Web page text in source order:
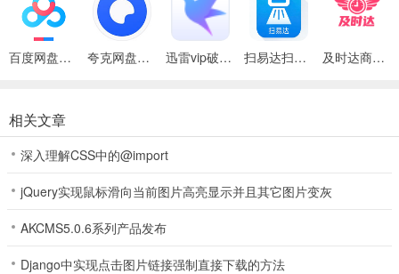
4、现在新用户注册，就可以在平台里免费领取一份超豪华的新人大礼
包。
0292金冠城棋牌娱乐新版本亮点
2、完善的排位系统，喇叭播报排名情况，展示你的辉煌战绩;
3、游戏画面流畅，让玩家有最佳的游戏体验，功能全面，没有复杂的
操作
4、作为最安全的棋牌平台游戏，每位玩家都需要使用身份证进行实名
百度网盘绿色免安装Pc电脑版 夸克网盘官方正式版 迅雷vip破解版永久会员2024版 扫易达扫描仪最新安卓版 及时达商家(同城配送App)
相关文章
深入理解CSS中的@import
jQuery实现鼠标滑向当前图片高亮显示并且其它图片变灰
AKCMS5.0.6系列产品发布
Django中实现点击图片链接强制直接下载的方法